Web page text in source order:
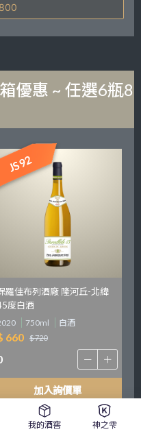
$ 800
優惠 ~ 任選6瓶8
JS92
羅佳布列酒廠 隆河丘-北緯
度白酒
750ml 白酒
660 $ 720
加入詢價單
我的酒窖 神之雫